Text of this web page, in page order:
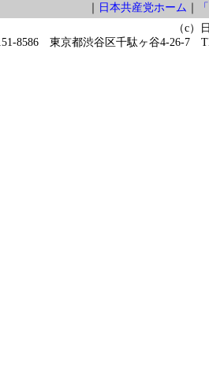
日本共産党ホーム
（c）
8586 東京都渋谷区千駄ヶ谷4-26-7